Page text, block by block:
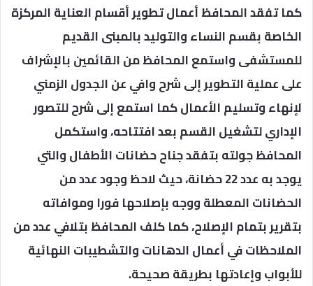
كما تفقد المحافظ أعمال تطوير أقسام العناية المركزة
الخاصة بقسم النساء والتوليد بالمبنى القديم
للمستشفى واستمع المحافظ من القائمين بالإشراف
على عملية التطوير إلى شرح وافي عن الجدول الزمني
لإنهاء وتسليم الأعمال كما استمع إلى شرح للتصور
الإداري لتشغيل القسم بعد افتتاحه، واستكمل
المحافظ جولته بتفقد جناح حضانات الأطفال والتي
يوجد به عدد 22 حضانة، حيث لاحظ وجود عدد من
الحضانات المعطلة ووجه بإصلاحها فورا وموافاته
بتقرير بتمام الإصلاح، كما كلف المحافظ بتلافي عدد من
الملاحظات في أعمال الدهانات والتشطيبات النهائية
للأبواب وإعادتها بطريقة صحيحة.